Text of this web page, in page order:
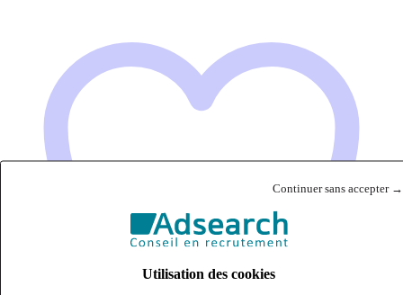
Continuer sans accepter →
Utilisation des cookies